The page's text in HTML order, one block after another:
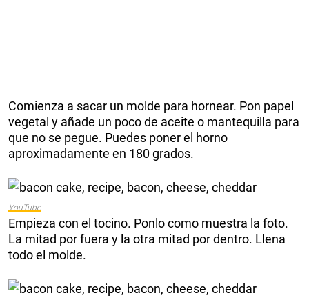
Comienza a sacar un molde para hornear. Pon papel
vegetal y añade un poco de aceite o mantequilla para
que no se pegue. Puedes poner el horno
aproximadamente en 180 grados.
YouTube
Empieza con el tocino. Ponlo como muestra la foto.
La mitad por fuera y la otra mitad por dentro. Llena
todo el molde.